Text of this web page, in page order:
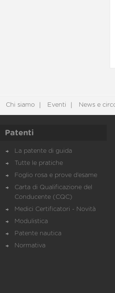
Chi siamo Eventi News e
Patenti
La patente di guida
Tutte le pratiche
Foglio rosa e prove d’esame
Carta di Qualificazione del
Conducente (CQC)
Medici Certificatori - Novità
Modulistica
Patente nautica
Normativa